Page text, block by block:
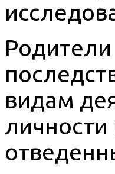
видам
личности